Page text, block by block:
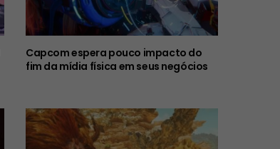
Capcom espera pouco impacto do
fim da mídia física em seus negócios